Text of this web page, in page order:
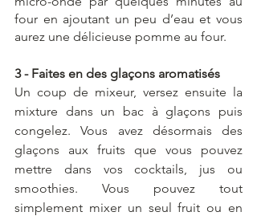
four en ajoutant un peu d’eau et vous
aurez une délicieuse pomme au four.
3 - Faites en des glaçons aromatisés
Un coup de mixeur, versez ensuite la
mixture dans un bac à glaçons puis
congelez. Vous avez désormais des
glaçons aux fruits que vous pouvez
mettre dans vos cocktails, jus ou
smoothies. Vous pouvez tout
simplement mixer un seul fruit ou en